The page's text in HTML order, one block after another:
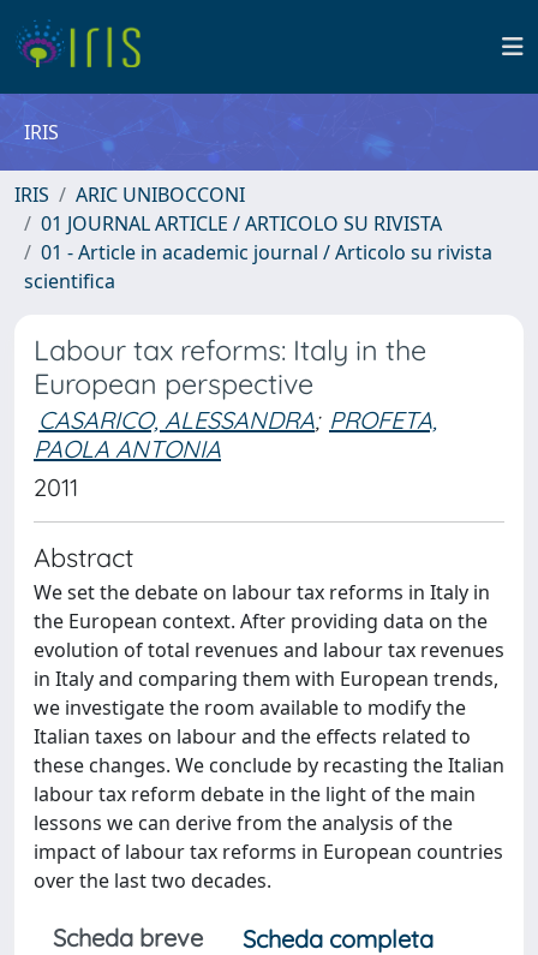
IRIS
IRIS
ARIC UNIBOCCONI
01 JOURNAL ARTICLE / ARTICOLO SU RIVISTA
01 - Article in academic journal / Articolo su rivista
scientifica
Labour tax reforms: Italy in the
European perspective
CASARICO, ALESSANDRA; PROFETA,
PAOLA ANTONIA
2011
Abstract
We set the debate on labour tax reforms in Italy in
the European context. After providing data on the
evolution of total revenues and labour tax revenues
in Italy and comparing them with European trends,
we investigate the room available to modify the
Italian taxes on labour and the effects related to
these changes. We conclude by recasting the Italian
labour tax reform debate in the light of the main
lessons we can derive from the analysis of the
impact of labour tax reforms in European countries
over the last two decades.
Scheda breve
Scheda completa